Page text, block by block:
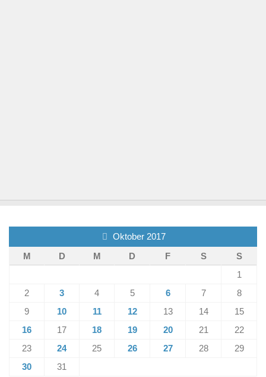
Oktober 2017
M
D M D F S
S
1
2
3 4 5 6 7
8
9
10 11 12 13 14
15
16
17 18 19 20 21
22
23
24 25 26 27 28
29
30
31